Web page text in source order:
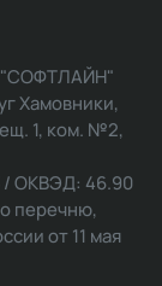
Хамовники,
1, ком. №2,
/ ОКВЭД: 46.90
перечню,
от 11 мая